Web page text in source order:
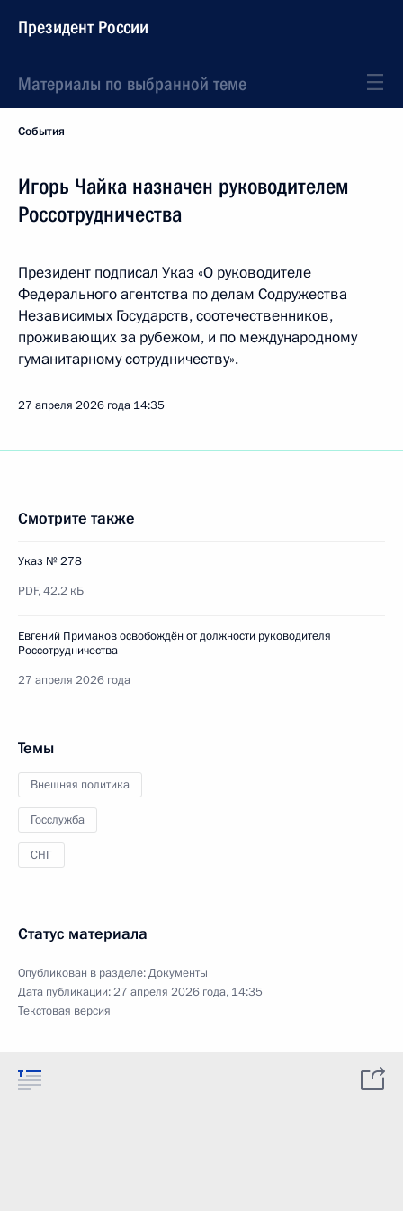
Президент России
Материалы по выбранной теме
События
Игорь Чайка назначен руководителем
Россотрудничества
Президент подписал Указ «О руководителе
Федерального агентства по делам Содружества
Независимых Государств, соотечественников,
проживающих за рубежом, и по международному
гуманитарному сотрудничеству».
27 апреля 2026 года 14:35
Смотрите также
Указ № 278
PDF,42.2 кБ
Евгений Примаков освобождён от должности руководителя
Россотрудничества
27 апреля 2026 года
Темы
Внешняя политика
Госслужба
СНГ
Статус материала
Опубликован в разделе:Документы
Дата публикации:27 апреля 2026 года, 14:35
Текстовая версия